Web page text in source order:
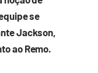
se
Jackson,
ao Remo.